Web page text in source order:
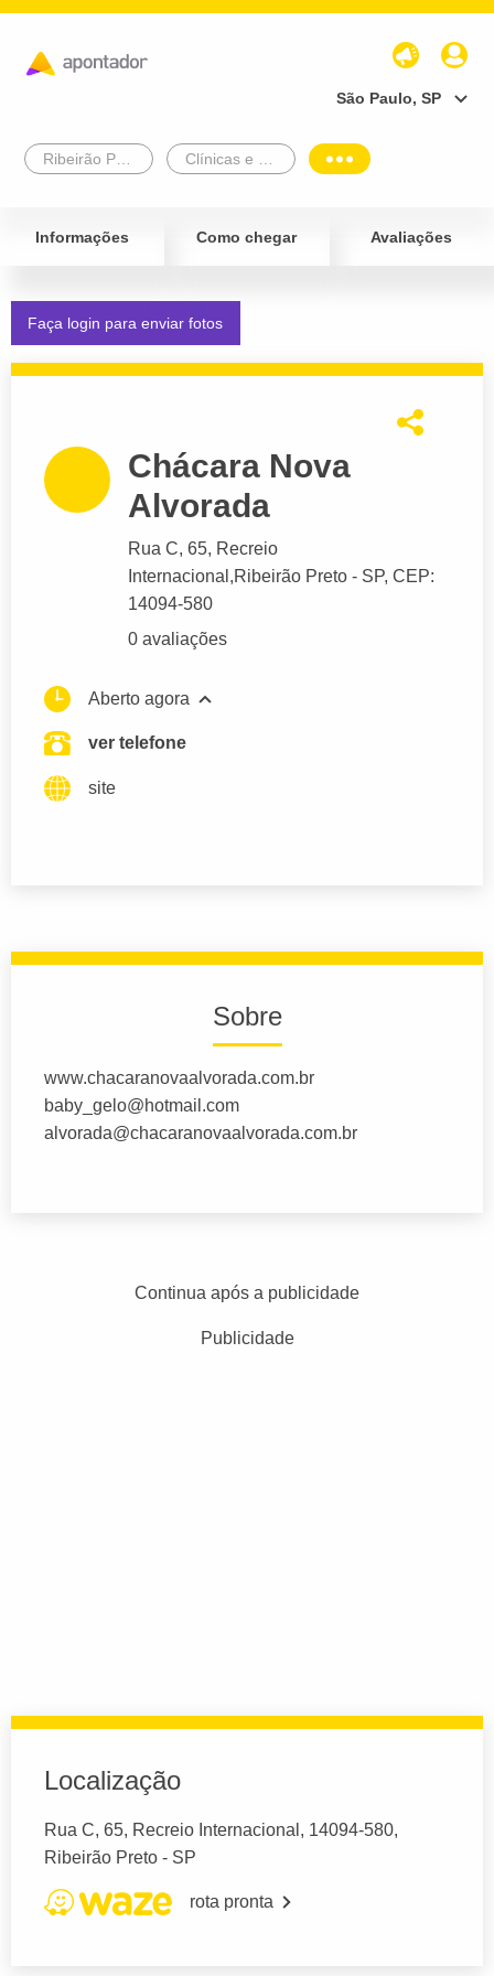
São Paulo, SP
Informações Como chegar Avaliações
Faça login para enviar fotos
Chácara Nova
Alvorada
Rua C, 65, Recreio
Internacional,Ribeirão Preto - SP, CEP:
14094-580
0 avaliações
Aberto agora
ver telefone
site
Sobre
www.chacaranovaalvorada.com.br
baby_gelo@hotmail.com
alvorada@chacaranovaalvorada.com.br
Continua após a publicidade
Publicidade
Localização
Rua C, 65, Recreio Internacional, 14094-580,
Ribeirão Preto - SP
rota pronta